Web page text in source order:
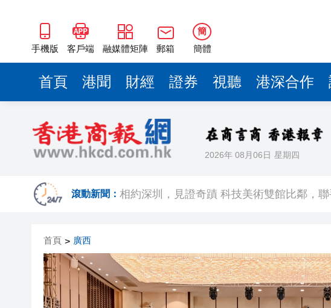
手機版 客戶端 融媒體矩陣 郵箱
簡
簡體
首頁 港聞 財經 證券 視聽 港深合作
2026年 08月06日 星期四
滾動新聞：
相約深圳，見證奇蹟 科技美術雙
美股觀望非農數據 道指跌逾百點
有片丨孕婦羊水破裂即將臨盆 正遇晚高峰
首頁 > 廣西